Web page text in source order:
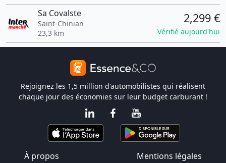
Sa Covalste
Saint-Chinian
23,3 km
2,299 €
Vérifié aujourd'hui
Rejoignez les 1,5 million d'automobilistes qui réalisent
chaque jour des économies sur leur budget carburant !
À propos Mentions légales